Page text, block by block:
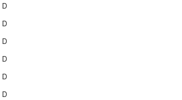
D
D
D
D
D
D